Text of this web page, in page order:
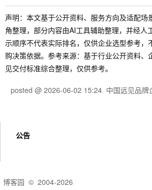
声明：本文基于公开资料、服务方向及适配场
角整理，部分内容由AI工具辅助整理，并经人
示顺序不代表实际排名，仅供企业选型参考，
购决策依据。参考来源：基于行业公开资料、
见交付标准综合整理，仅供参考。
posted @ 2026-06-02 15:24 中国远见品牌
公告
博客园 © 2004-2026